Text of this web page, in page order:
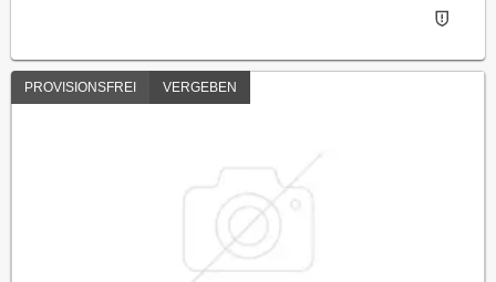
PROVISIONSFREI VERGEBEN